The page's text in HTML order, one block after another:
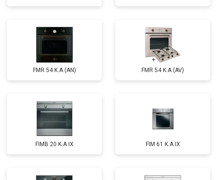
FMR 54 K.A (AN) FMR 54 K.A (AV)
FIMB 20 K.A IX FIM 61 K.A IX